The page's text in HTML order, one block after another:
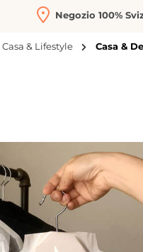
Negozio 100%
Casa & Lifestyle Casa &